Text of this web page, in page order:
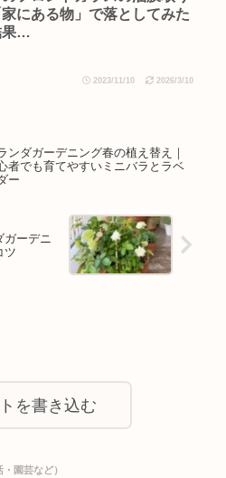
家にある物」で落としてみた
果…
2023/11/10 2026/3/10
ンダガーデニング春の植え替え｜
者でも育てやすいミニバラとラベ
ー
ガーデニ
ツ
を書き込む
園芸など）